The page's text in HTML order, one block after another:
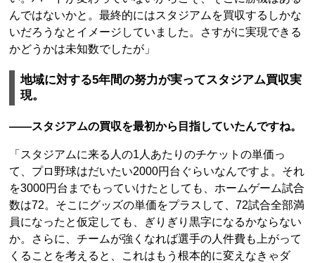
んではないかと。最終的にはスタジアムを買収するしかな
いだろうなとイメージしていました。さすがに実現できる
かどうかは未知数でしたが」
地域に対する5年間の努力が実ってスタジアム買収実
現。
――スタジアムの買収を最初から目指していたんですね。
「スタジアムに来る人の1人あたりのチケットの単価っ
て、プロ野球はだいたい2000円台ぐらいなんですよ。それ
を3000円台までもっていけたとしても、ホームゲーム試合
数は72。そこにグッズの単価をプラスして、72試合全部満
員になったと仮定しても、ぎりぎり黒字になるかならない
か。さらに、チームが強くなれば選手の人件費も上がって
くることを考えると、これはもう根本的に変えなきゃダ